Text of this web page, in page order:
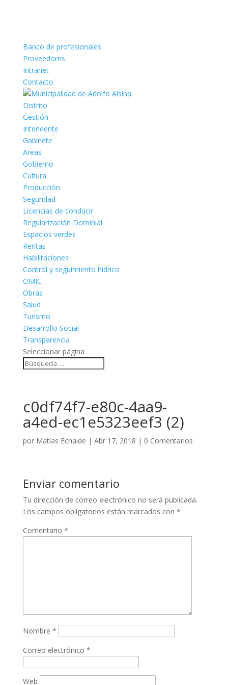
Banco de profesionales
Proveedores
Intranet
Contacto
Distrito
Gestión
Intendente
Gabinete
Areas
Gobierno
Cultura
Producción
Seguridad
Licencias de conducir
Regularización Dominial
Espacios verdes
Rentas
Habilitaciones
Control y seguimiento hídrico
OMIC
Obras
Salud
Turismo
Desarrollo Social
Transparencia
Seleccionar página
c0df74f7-e80c-4aa9-
a4ed-ec1e5323eef3 (2)
por Matías Echaide | Abr 17, 2018 | 0 Comentarios
Enviar comentario
Tu dirección de correo electrónico no será publicada.
Los campos obligatorios están marcados con *
Comentario *
Nombre *
Correo electrónico *
Web